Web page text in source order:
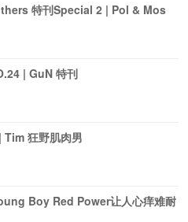
特刊Special 2 | Pol & Mos
| GuN 特刊
Tim 狂野肌肉男
Boy Red Power让人心痒难耐